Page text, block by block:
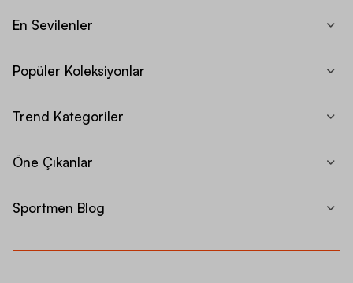
En Sevilenler
Popüler Koleksiyonlar
Trend Kategoriler
Öne Çıkanlar
Sportmen Blog